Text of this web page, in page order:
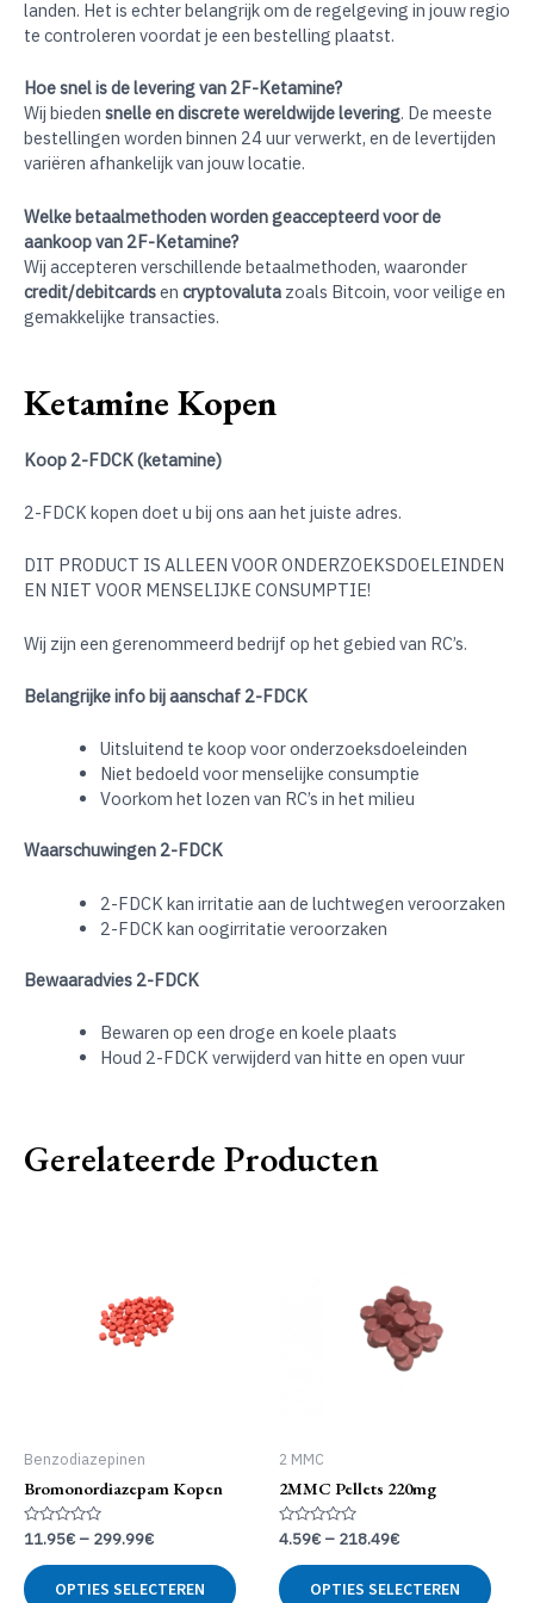
landen. Het is echter belangrijk om de regelgeving in jouw regio
te controleren voordat je een bestelling plaatst.
Hoe snel is de levering van 2F-Ketamine?
Wij bieden snelle en discrete wereldwijde levering. De meeste
bestellingen worden binnen 24 uur verwerkt, en de levertijden
variëren afhankelijk van jouw locatie.
Welke betaalmethoden worden geaccepteerd voor de
aankoop van 2F-Ketamine?
Wij accepteren verschillende betaalmethoden, waaronder
credit/debitcardsen cryptovaluta zoals Bitcoin, voor veilige en
gemakkelijke transacties.
Ketamine Kopen
Koop 2-FDCK (ketamine)
2-FDCK kopen doet u bij ons aan het juiste adres.
DIT PRODUCT IS ALLEEN VOOR ONDERZOEKSDOELEINDEN
EN NIET VOOR MENSELIJKE CONSUMPTIE!
Wij zijn een gerenommeerd bedrijf op het gebied van RC’s.
Belangrijke info bij aanschaf 2-FDCK
Uitsluitend te koop voor onderzoeksdoeleinden
Niet bedoeld voor menselijke consumptie
Voorkom het lozen van RC’s in het milieu
Waarschuwingen 2-FDCK
2-FDCK kan irritatie aan de luchtwegen veroorzaken
2-FDCK kan oogirritatie veroorzaken
Bewaaradvies 2-FDCK
Bewaren op een droge en koele plaats
Houd 2-FDCK verwijderd van hitte en open vuur
Gerelateerde Producten
Benzodiazepinen
Bromonordiazepam Kopen
Gewaardeerd
uit
5
11.95€ – 299.99€
OPTIES SELECTEREN
product
2 MMC
2MMC Pellets 220mg
Gewaardeerd
uit
5
4.59€ – 218.49€
OPTIES SELECTEREN